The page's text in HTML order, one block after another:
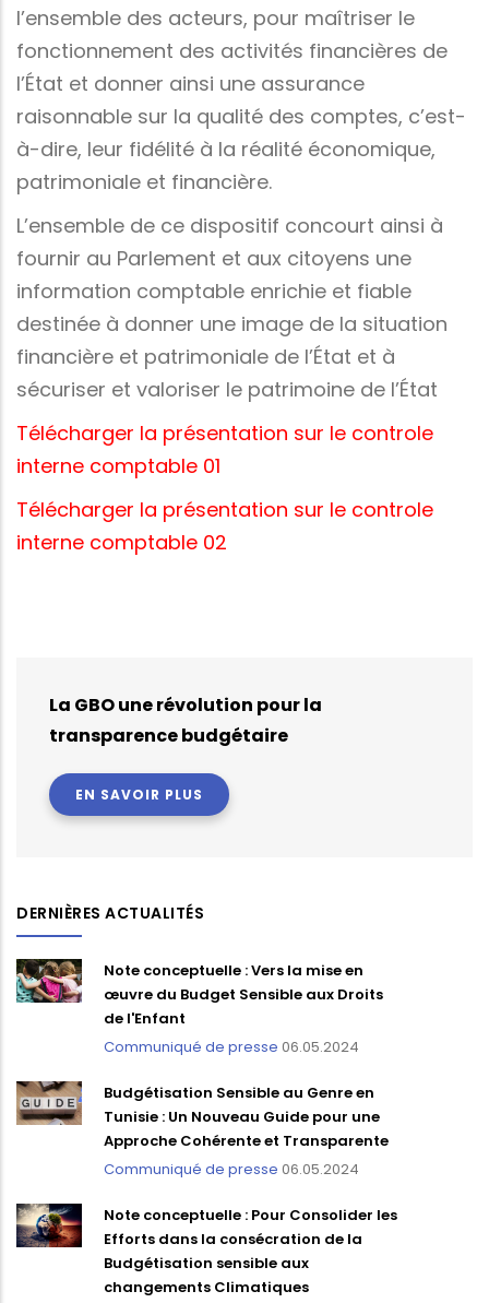
l’ensemble des acteurs, pour maîtriser le
fonctionnement des activités financières de
l’État et donner ainsi une assurance
raisonnable sur la qualité des comptes, c’est-
à-dire, leur fidélité à la réalité économique,
patrimoniale et financière.
L’ensemble de ce dispositif concourt ainsi à
fournir au Parlement et aux citoyens une
information comptable enrichie et fiable
destinée à donner une image de la situation
financière et patrimoniale de l’État et à
sécuriser et valoriser le patrimoine de l’État
Télécharger la présentation sur le controle
interne comptable 01
Télécharger la présentation sur le controle
interne comptable 02
La GBO une révolution pour la
transparence budgétaire
EN SAVOIR PLUS
DERNIÈRES ACTUALITÉS
Note conceptuelle : Vers la mise en
œuvre du Budget Sensible aux Droits
de l'Enfant
Communiqué de presse 06.05.2024
Budgétisation Sensible au Genre en
Tunisie : Un Nouveau Guide pour une
Approche Cohérente et Transparente
Communiqué de presse 06.05.2024
Note conceptuelle : Pour Consolider les
Efforts dans la consécration de la
Budgétisation sensible aux
changements Climatiques